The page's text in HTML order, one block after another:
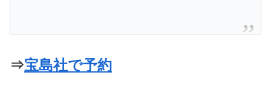
⇒宝島社で予約